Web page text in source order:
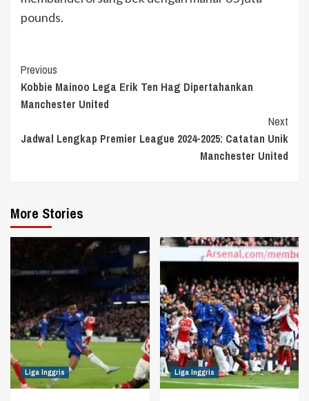
pounds.
Continue
Reading
Previous
Kobbie Mainoo Lega Erik Ten Hag Dipertahankan
Manchester United
Next
Jadwal Lengkap Premier League 2024-2025: Catatan Unik
Manchester United
More Stories
Liga Inggris Liga Inggris